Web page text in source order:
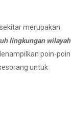
merupakan
lingkungan wilayah
poin-poin
untuk